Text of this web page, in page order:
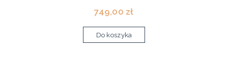
749,00 zł
Do koszyka